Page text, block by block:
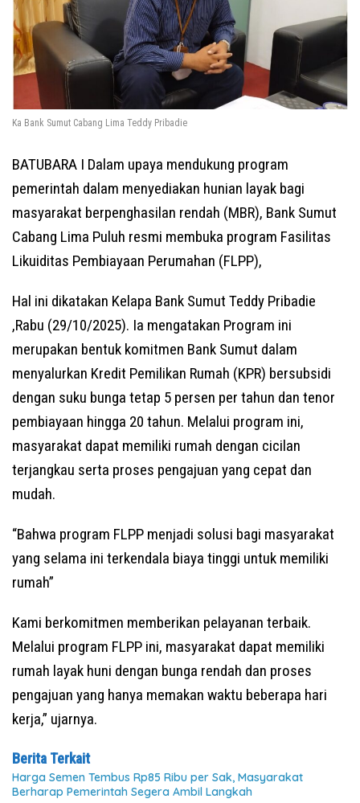
Ka Bank Sumut Cabang Lima Teddy Pribadie
BATUBARA I Dalam upaya mendukung program
pemerintah dalam menyediakan hunian layak bagi
masyarakat berpenghasilan rendah (MBR), Bank Sumut
Cabang Lima Puluh resmi membuka program Fasilitas
Likuiditas Pembiayaan Perumahan (FLPP),
Hal ini dikatakan Kelapa Bank Sumut Teddy Pribadie
,Rabu (29/10/2025). Ia mengatakan Program ini
merupakan bentuk komitmen Bank Sumut dalam
menyalurkan Kredit Pemilikan Rumah (KPR) bersubsidi
dengan suku bunga tetap 5 persen per tahun dan tenor
pembiayaan hingga 20 tahun. Melalui program ini,
masyarakat dapat memiliki rumah dengan cicilan
terjangkau serta proses pengajuan yang cepat dan
mudah.
“Bahwa program FLPP menjadi solusi bagi masyarakat
yang selama ini terkendala biaya tinggi untuk memiliki
rumah”
Kami berkomitmen memberikan pelayanan terbaik.
Melalui program FLPP ini, masyarakat dapat memiliki
rumah layak huni dengan bunga rendah dan proses
pengajuan yang hanya memakan waktu beberapa hari
kerja,” ujarnya.
Berita Terkait
Harga Semen Tembus Rp85 Ribu per Sak, Masyarakat
Berharap Pemerintah Segera Ambil Langkah